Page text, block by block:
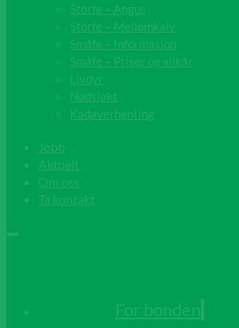
Storfe – Angus
Storfe – Mellomkalv
Småfe – Informasjon
Småfe – Priser og vilkår
Livdyr
Nødslakt
Kadaverhenting
Jobb
Aktuelt
Om oss
Ta kontakt
For bonden